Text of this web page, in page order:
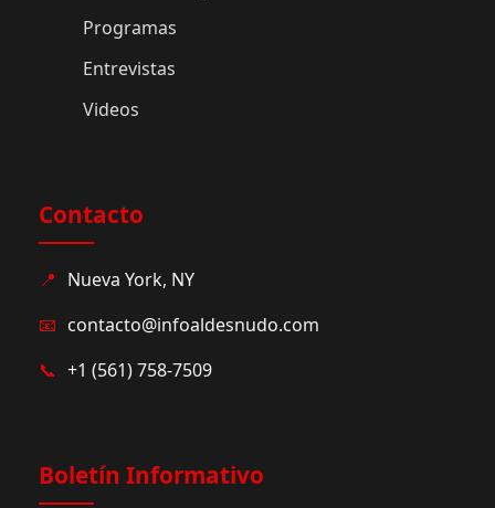
Programas
Entrevistas
Videos
Contacto
📍 Nueva York, NY
📧 contacto@infoaldesnudo.com
📞 +1 (561) 758-7509
Boletín Informativo